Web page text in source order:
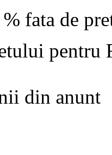
fata de
pentru
din anunt